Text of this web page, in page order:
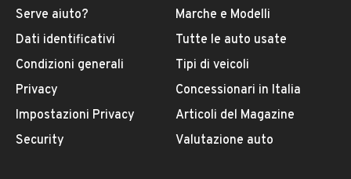
Serve aiuto?
Dati identificativi
Condizioni generali
Privacy
Impostazioni Privacy
Security
Marche e Modelli
Tutte le auto usate
Tipi di veicoli
Concessionari in Italia
Articoli del Magazine
Valutazione auto